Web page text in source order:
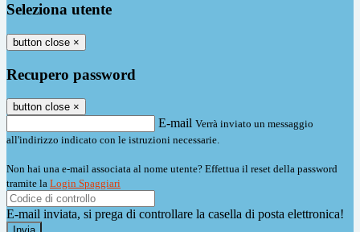
Seleziona utente
button close ×
Recupero password
button close ×
E-mail Verrà inviato un messaggio
all'indirizzo indicato con le istruzioni necessarie.
Non hai una e-mail associata al nome utente? Effettua il reset della password
tramite la Login Spaggiari
E-mail inviata, si prega di controllare la casella di posta elettronica!